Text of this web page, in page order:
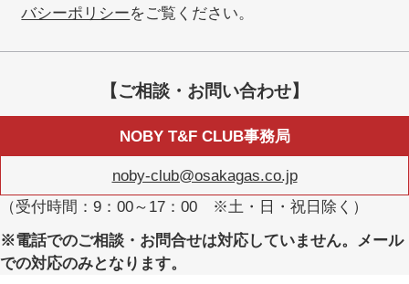
バシーポリシーをご覧ください。
【ご相談・お問い合わせ】
NOBY T&F CLUB事務局
noby-club@osakagas.co.jp
（受付時間：9：00～17：00 ※土・日・祝日除く）
※電話でのご相談・お問合せは対応していません。メール
での対応のみとなります。